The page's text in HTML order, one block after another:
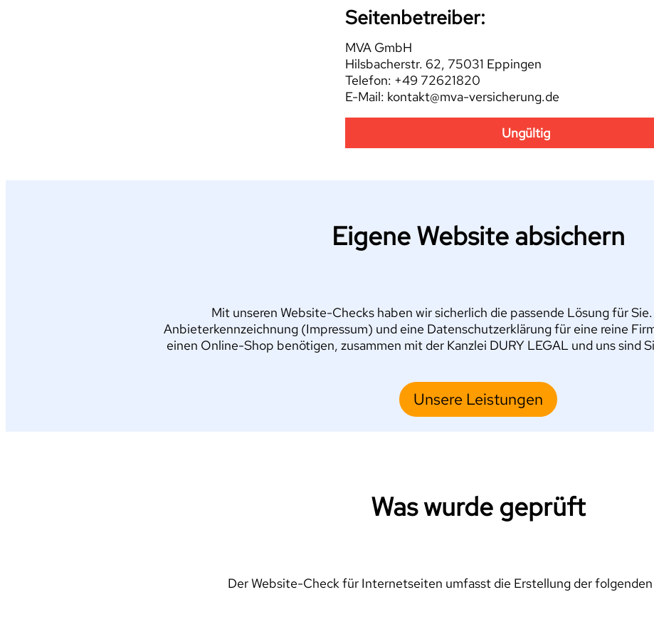
Seitenbetreiber:
MVA GmbH
Hilsbacherstr. 62, 75031 Eppingen
Telefon: +49 72621820
E-Mail: kontakt@mva-versicherung.de
Ungültig
Eigene Website absichern
Mit unseren Website-Checks haben wir sicherlich die passende Lösung für
Anbieterkennzeichnung (Impressum) und eine Datenschutzerklärung für eine reine
einen Online-Shop benötigen, zusammen mit der Kanzlei DURY LEGAL und uns sind
Unsere Leistungen
Was wurde geprüft
Der Website-Check für Internetseiten umfasst die Erstellung der